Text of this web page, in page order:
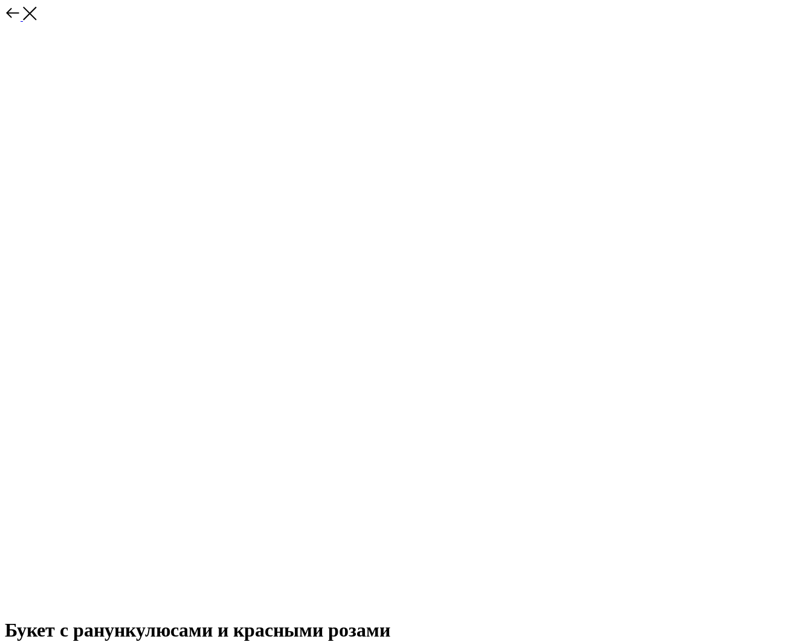
Букет с ранункулюсами и красными розами